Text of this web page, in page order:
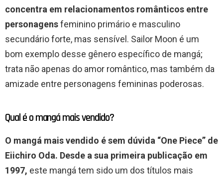
concentra em relacionamentos românticos entre
personagensfeminino primário e masculino
secundário forte, mas sensível. Sailor Moon é um
bom exemplo desse gênero específico de mangá;
trata não apenas do amor romântico, mas também da
amizade entre personagens femininas poderosas.
Qual é o mangá mais vendido?
O mangá mais vendido é sem dúvida “One Piece” de
Eiichiro Oda. Desde a sua primeira publicação em
1997, este mangá tem sido um dos títulos mais